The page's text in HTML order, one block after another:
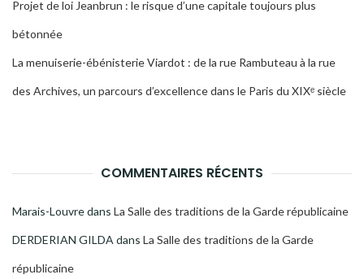
Projet de loi Jeanbrun : le risque d’une capitale toujours plus
bétonnée
La menuiserie-ébénisterie Viardot : de la rue Rambuteau à la rue
des Archives, un parcours d’excellence dans le Paris du XIXᵉ siècle
COMMENTAIRES RÉCENTS
Marais-Louvredans La Salle des traditions de la Garde républicaine
DERDERIAN GILDA dans La Salle des traditions de la Garde
républicaine